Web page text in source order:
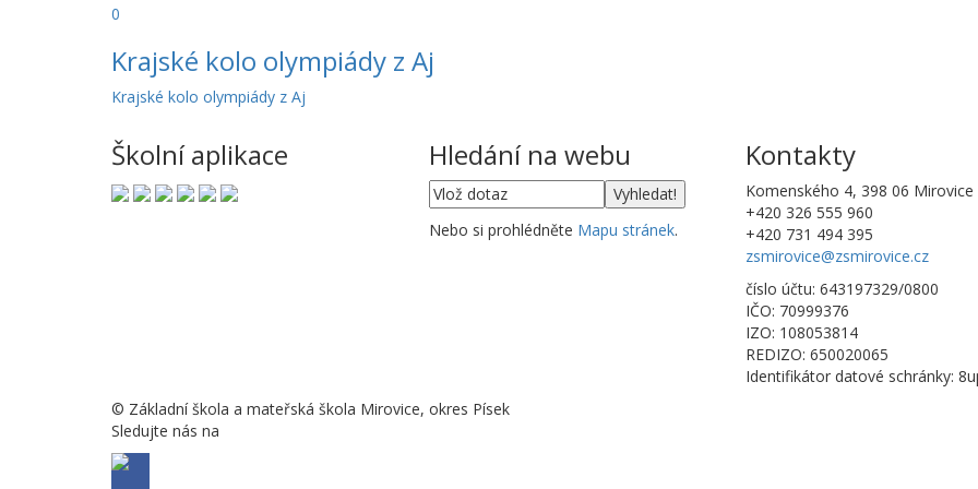
0
Krajské kolo olympiády z Aj
Krajské kolo olympiády z Aj
Školní aplikace Hledání na webu
Nebo si prohlédněte Mapu stránek.
Kontakty
Komenského 4, 398 06 Mirovice
+420 326 555 960
+420 731 494 395
zsmirovice@zsmirovice.cz
číslo účtu: 643197329/0800
IČO: 70999376
IZO: 108053814
REDIZO: 650020065
Identifikátor datové schránky:
© Základní škola a mateřská škola Mirovice, okres Písek
Sledujte nás na